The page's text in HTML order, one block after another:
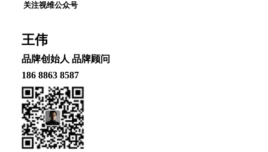
关注视维公众号
王伟
品牌创始⼈ 品牌顾问
186 8863 8587